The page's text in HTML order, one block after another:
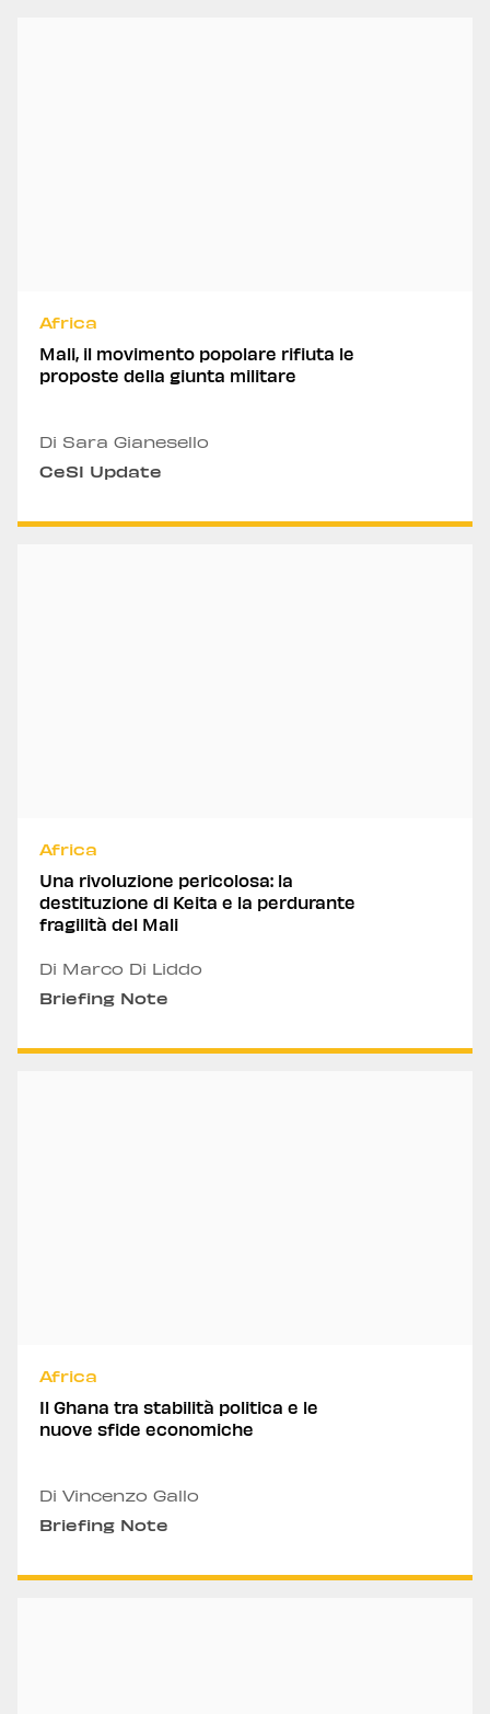
Africa
Mali, il movimento popolare rifiuta le
proposte della giunta militare
Di Sara Gianesello
CeSI Update
Africa
Una rivoluzione pericolosa: la
destituzione di Keita e la perdurante
fragilità del Mali
Di Marco Di Liddo
Briefing Note
Africa
Il Ghana tra stabilità politica e le
nuove sfide economiche
Di Vincenzo Gallo
Briefing Note